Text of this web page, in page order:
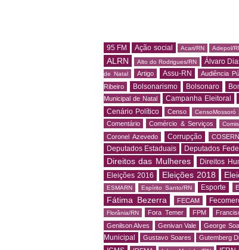
95 FM Ação social Acari/RN Adepol/
ALRN
Alto do Rodrigues/RN Álvaro
de Natal
Artigo Assu-RN Audiência
Ribeiro
Bolsonarismo Bolsonaro
Municipal de Natal
Campanha Eleitoral
Cenário Político Censo CensoMossoró
Comentário Comércio & Serviços
Coronel Azevedo Corrupção COSERN
Deputados Estaduais Deputados
Direitos das Mulheres Direitos
Eleições 2016 Eleições 2018
ESMARN Espírito Santo/RN Esporte
Fátima Bezerra FECAM
Florânia/RN Fora Temer FPM
Genilson Alves Genivan Vale George
Municipal
Gustavo Soares Gutemberg